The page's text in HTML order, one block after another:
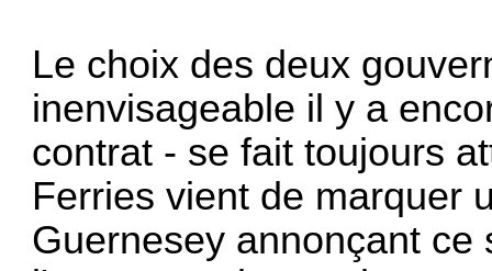
Le choix des deux
inenvisageable il y a
contrat - se fait toujours
Ferries vient de marquer
Guernesey annonçant